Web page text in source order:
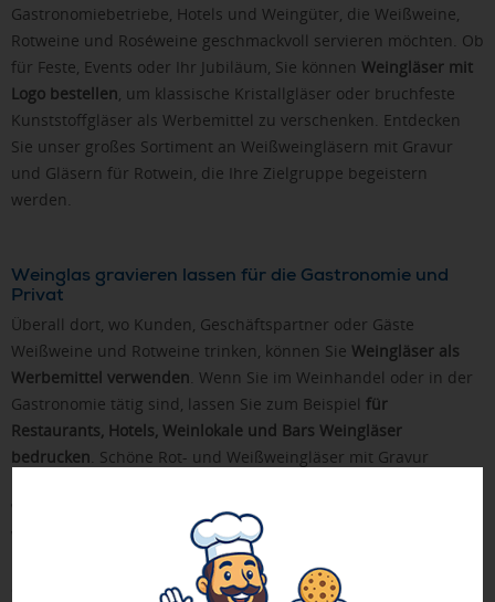
Gastronomiebetriebe, Hotels und Weingüter, die Weißweine,
Rotweine und Roséweine geschmackvoll servieren möchten. Ob
für Feste, Events oder Ihr Jubiläum, Sie können Weingläser mit
Logo bestellen, um klassische Kristallgläser oder bruchfeste
Kunststoffgläser als Werbemittel zu verschenken. Entdecken
Sie unser großes Sortiment an Weißweingläsern mit Gravur
und Gläsern für Rotwein, die Ihre Zielgruppe begeistern
werden.
Weinglas gravieren lassen für die Gastronomie und
Privat
Überall dort, wo Kunden, Geschäftspartner oder Gäste
Weißweine und Rotweine trinken, können Sie Weingläser als
Werbemittel verwenden. Wenn Sie im Weinhandel oder in der
Gastronomie tätig sind, lassen Sie zum Beispiel für
Restaurants, Hotels, Weinlokale und Bars Weingläser
bedrucken. Schöne Rot- und Weißweingläser mit Gravur
gut an. Außerdem können Sie Weingläser als
Werbeartikel für Ihr Jubiläum bestellen oder sie auf anderen
Events als Markenbotschafter einsetzen. Diese Spezialgläser
erfüllen bei vielen Anlässen ihren Zweck. Weingläser mit Logo